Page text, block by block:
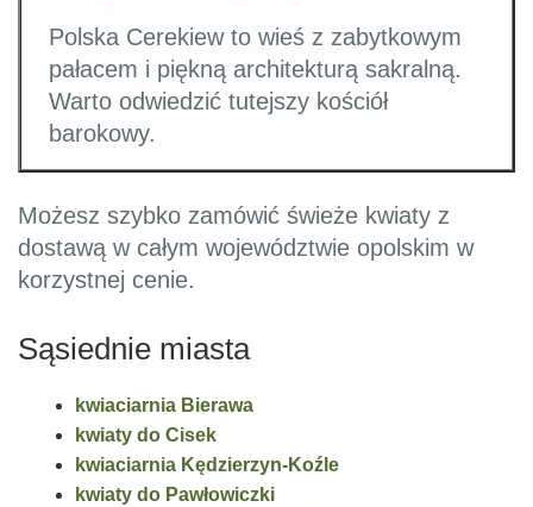
Polska Cerekiew to wieś z zabytkowym
pałacem i piękną architekturą sakralną.
Warto odwiedzić tutejszy kościół
barokowy.
Możesz szybko zamówić świeże kwiaty z
dostawą w całym województwie opolskim w
korzystnej cenie.
Sąsiednie miasta
kwiaciarnia Bierawa
kwiaty do Cisek
kwiaciarnia Kędzierzyn-Koźle
kwiaty do Pawłowiczki